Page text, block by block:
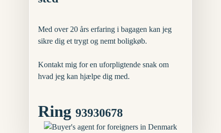
Med over 20 års erfaring i bagagen kan jeg
sikre dig et trygt og nemt boligkøb.
Kontakt mig for en uforpligtende snak om
hvad jeg kan hjælpe dig med.
Ring 93930678